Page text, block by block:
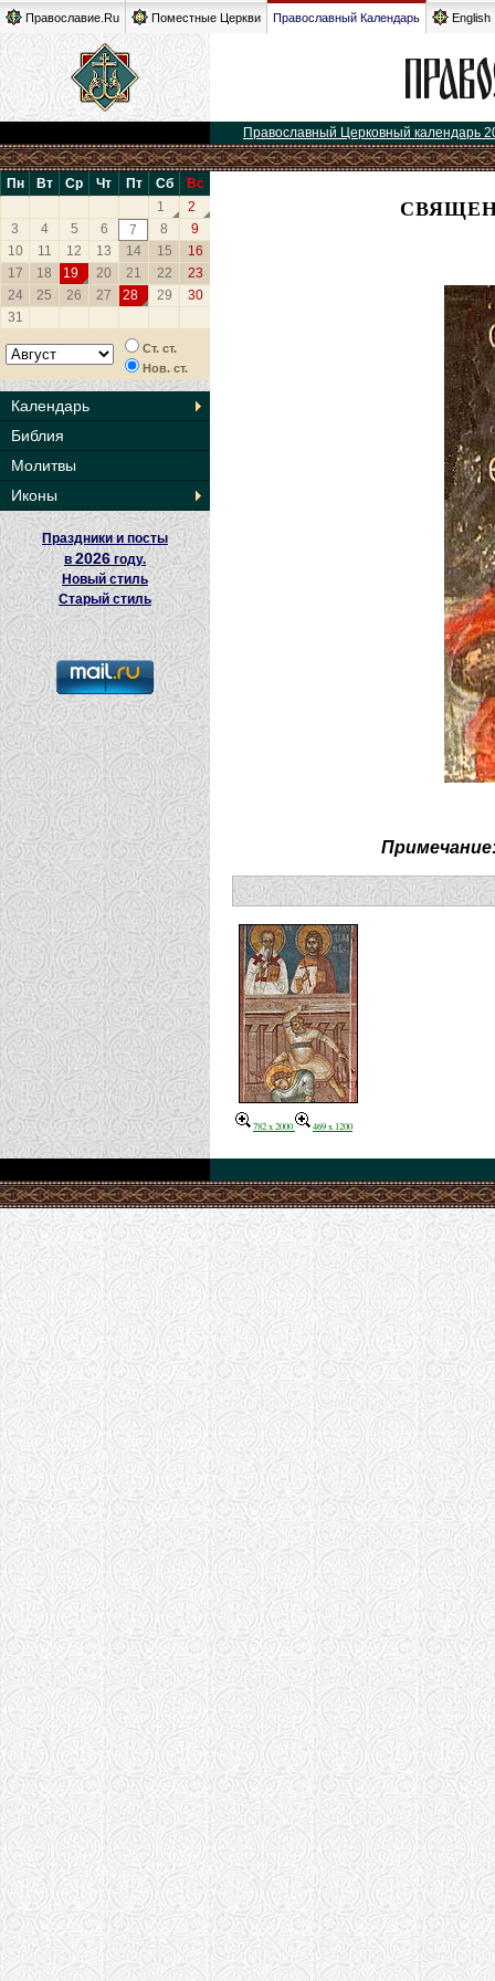
Православие.Ru Поместные Церкви Православный Календарь English
Православный Церковный календарь
Пн Вт Ср Чт Пт Сб
Вс
1
2
3
4 5 6 7 8
9
10
11 12 13 14 15
16
17
18 19 20 21 22
23
24
25 26 27 28 29
30
31
Ст. ст.
Нов. ст.
Календарь
Библия
Молитвы
Иконы
Праздники и посты
в2026 году.
Новый стиль
Старый стиль
782 x 2000 469 x 1200